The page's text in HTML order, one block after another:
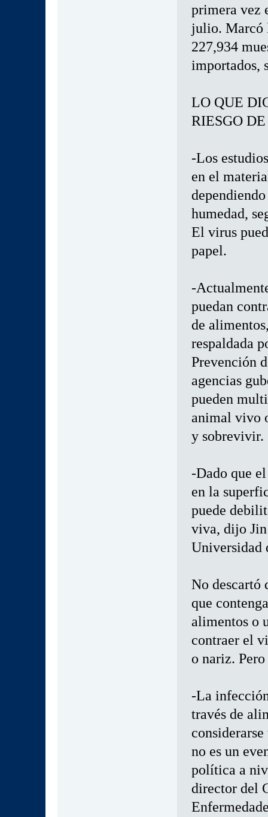
primera vez
julio. Marcó
227,934
importados,
LO QUE
RIESGO
-Los
en el
humedad,
El virus
papel.
-
puedan
de
respaldada
Prevención
agencias
pueden
animal vivo
y sobrevivir.
-Dado que
en la
puede
viva, dijo
Universidad
No descartó
que
alimentos o
contraer el
o nariz.
-La
través de
no es un
política a
director del